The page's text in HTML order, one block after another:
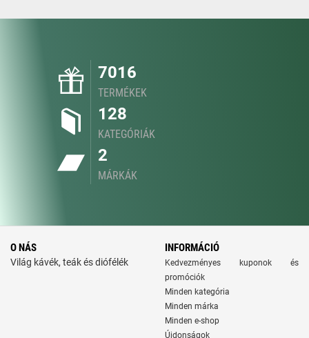
7016
TERMÉKEK
128
KATEGÓRIÁK
2
MÁRKÁK
O NÁS
Világ kávék, teák és diófélék
INFORMÁCIÓ
Kedvezményes kuponok és
promóciók
Minden kategória
Minden márka
Minden e-shop
Újdonságok